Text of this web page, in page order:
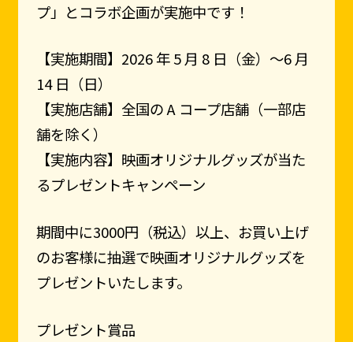
プ」とコラボ企画が実施中です！
【実施期間】2026 年 5 月 8 日（金）〜6 月
14 日（日）
【実施店舗】全国の A コープ店舗（一部店
舗を除く）
【実施内容】映画オリジナルグッズが当た
るプレゼントキャンペーン
期間中に3000円（税込）以上、お買い上げ
のお客様に抽選で映画オリジナルグッズを
プレゼントいたします。
プレゼント賞品